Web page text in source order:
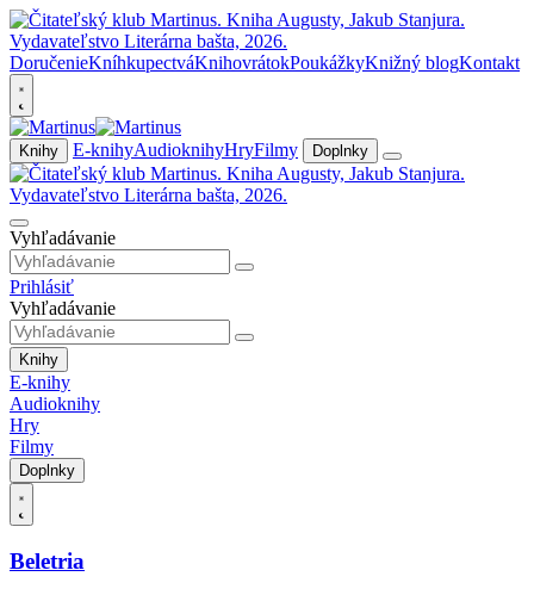
DoručenieKníhkupectváKnihovrátokPoukážkyKnižný blogKontakt
Knihy E-knihyAudioknihyHryFilmy Doplnky
Vyhľadávanie
Prihlásiť
Vyhľadávanie
Knihy
E-knihy
Audioknihy
Hry
Filmy
Doplnky
Beletria